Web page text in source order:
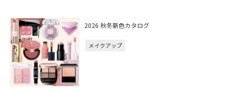
2026 秋冬新色カタログ
メイクアップ